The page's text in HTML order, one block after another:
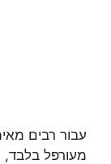
עבור רבים
מעורפל בלבד,